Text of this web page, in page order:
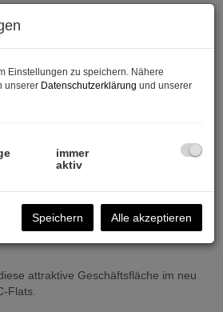
Herren,
attraktive Geschäftsfläche im neu
Flats.
Einstellungen zu speichern. Nähere
unserer Datenschutzerklärung und unserer
immer
aktiv
Speichern Alle akzeptieren